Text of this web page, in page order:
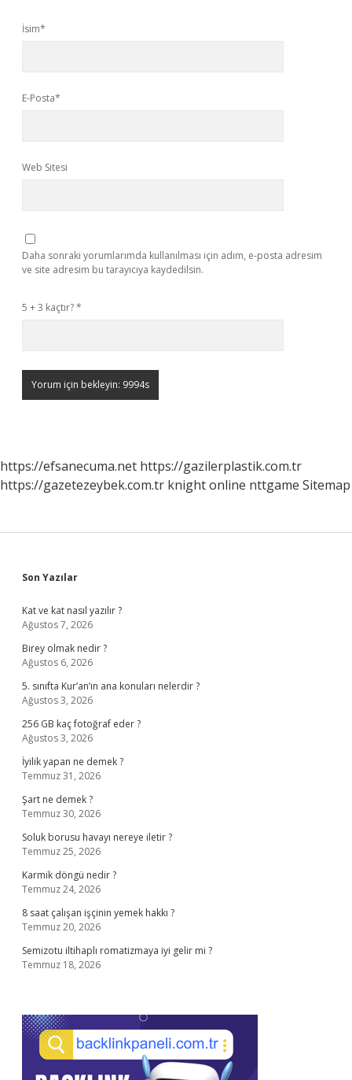
İsim*
E-Posta*
Web Sitesi
Daha sonraki yorumlarımda kullanılması için adım, e-posta adresim
ve site adresim bu tarayıcıya kaydedilsin.
5 + 3 kaçtır?*
https://efsanecuma.net https://gazilerplastik.com.tr
https://gazetezeybek.com.tr knight online nttgame Sitemap
Sidebar
Son Yazılar
Kat ve kat nasıl yazılır ?
Ağustos 7, 2026
Birey olmak nedir ?
Ağustos 6, 2026
5. sınıfta Kur’an’ın ana konuları nelerdir ?
Ağustos 3, 2026
256 GB kaç fotoğraf eder ?
Ağustos 3, 2026
İyilik yapan ne demek ?
Temmuz 31, 2026
Şart ne demek ?
Temmuz 30, 2026
Soluk borusu havayı nereye iletir ?
Temmuz 25, 2026
Karmik döngü nedir ?
Temmuz 24, 2026
8 saat çalışan işçinin yemek hakkı ?
Temmuz 20, 2026
Semizotu iltihaplı romatizmaya iyi gelir mi ?
Temmuz 18, 2026